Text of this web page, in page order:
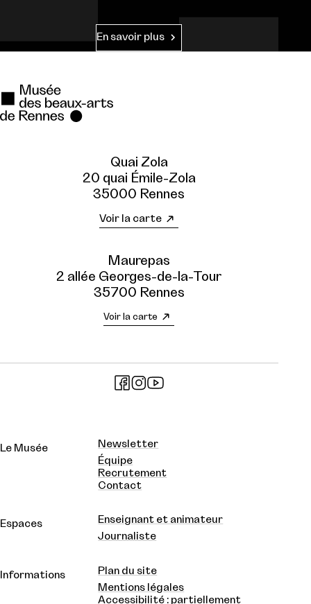
En savoir plus
Quai Zola
20 quai Émile-Zola
35000 Rennes
Voir la carte
Maurepas
2 allée Georges-de-la-Tour
35700 Rennes
Voir la carte
Le Musée
Newsletter
Équipe
Recrutement
Contact
Espaces
Enseignant et animateur
Journaliste
Informations
Plan du site
Mentions légales
Accessibilité : partiellement